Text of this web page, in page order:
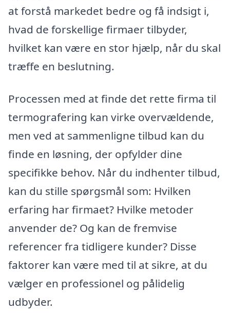
at forstå markedet bedre og få indsigt i,
hvad de forskellige firmaer tilbyder,
hvilket kan være en stor hjælp, når du skal
træffe en beslutning.
Processen med at finde det rette firma til
termografering kan virke overvældende,
men ved at sammenligne tilbud kan du
finde en løsning, der opfylder dine
specifikke behov. Når du indhenter tilbud,
kan du stille spørgsmål som: Hvilken
erfaring har firmaet? Hvilke metoder
anvender de? Og kan de fremvise
referencer fra tidligere kunder? Disse
faktorer kan være med til at sikre, at du
vælger en professionel og pålidelig
udbyder.